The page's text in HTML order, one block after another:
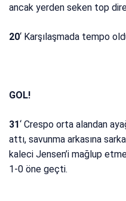
ancak yerden seken top
20‘ Karşılaşmada tempo
GOL!
31‘ Crespo orta alandan
attı, savunma arkasına
kaleci Jensen’i mağlup
1-0 öne geçti.